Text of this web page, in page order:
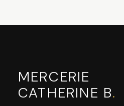
MERCERIE
CATHERINE B.